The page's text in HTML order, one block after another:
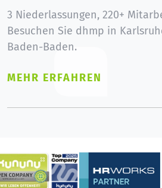
3 Niederlassungen, 220+
Besuchen Sie dhmp in
Baden-Baden.
MEHR ERFAHREN